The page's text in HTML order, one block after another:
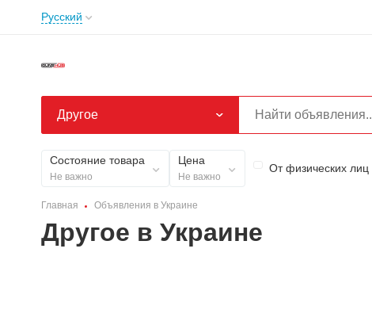
Русский
Другое
Состояние товара
Не важно
Цена
Не важно
От физических лиц
Главная Объявления в Украине
Другое в Украине